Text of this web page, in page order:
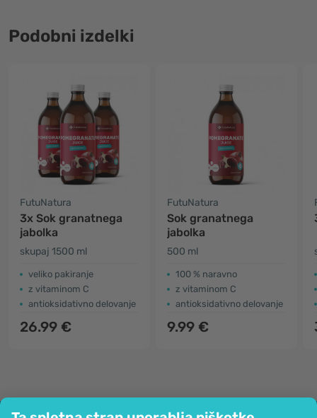
Podobni izdelki
FutuNatura
3x Sok granatnega
jabolka
skupaj 1500 ml
veliko pakiranje
z vitaminom C
antioksidativno delovanje
26.99 €
FutuNatura
Sok granatnega
jabolka
500 ml
100 % naravno
z vitaminom C
antioksidativno delovanje
9.99 €